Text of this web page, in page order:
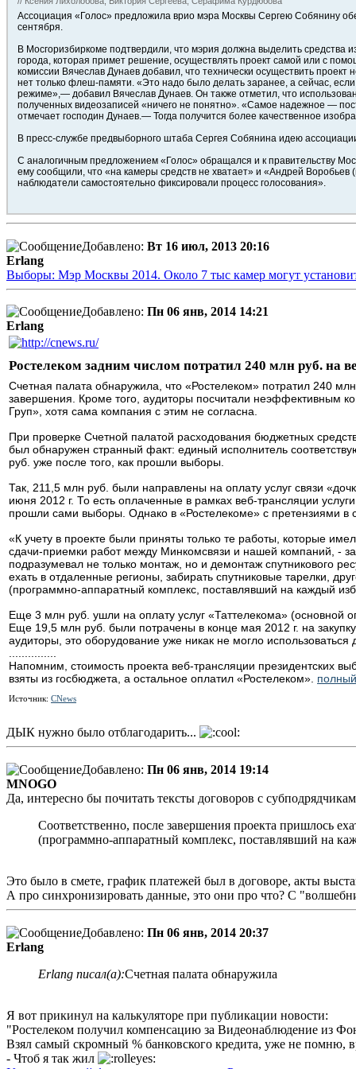
Ассоциация «Голос» предложила врио мэра Москвы Сергею Собянину
сентября.
В Мосгоризбиркоме подтвердили, что мэрия должна выделить средства
города, которая примет решение, осуществлять проект самой или с
комиссии Вячеслав Дунаев добавил, что технически осуществить
нет только флеш-памяти. «Это надо было делать заранее, а сейчас,
режиме»,— добавил Вячеслав Дунаев. Он также отметил, что
полученных видеозаписей «ничего не понятно». «Самое надежное —
отмечает господин Дунаев.— Тогда получится более качественное
В пресс-службе предвыборного штаба Сергея Собянина идею
С аналогичным предложением «Голос» обращался и к правительству
ему сообщили, что «на камеры средств не хватает» и «Андрей
наблюдатели самостоятельно фиксировали процесс голосования».
Добавлено: Вт 16 июл, 2013 20:16
Erlang
Выборы: Мэр Москвы 2014. Около 7 тыс камер могут
Добавлено: Пн 06 янв, 2014 14:21
Erlang
Ростелеком задним числом потратил 240 млн руб. на
Счетная палата обнаружила, что «Ростелеком» потратил 240
завершения. Кроме того, аудиторы посчитали неэффективным
Груп», хотя сама компания с этим не согласна.
При проверке Счетной палатой расходования бюджетных
был обнаружен странный факт: единый исполнитель
руб. уже после того, как прошли выборы.
Так, 211,5 млн руб. были направлены на оплату услуг связи
июня 2012 г. То есть оплаченные в рамках веб-трансляции
прошли сами выборы. Однако в «Ростелекоме» с претензиями в
«К учету в проекте были приняты только те работы, которые
сдачи-приемки работ между Минкомсвязи и нашей компаний, -
подразумевал не только монтаж, но и демонтаж спутникового
ехать в отдаленные регионы, забирать спутниковые тарелки,
(программно-аппаратный комплекс, поставлявший на каждый
Еще 3 млн руб. ушли на оплату услуг «Таттелекома» (основной
Еще 19,5 млн руб. были потрачены в конце мая 2012 г. на
аудиторы, это оборудование уже никак не могло
...............
Напомним, стоимость проекта веб-трансляции президентских
взяты из госбюджета, а остальное оплатил «Ростелеком».
Источник: CNews
ДЫК нужно было отблагодарить...
Добавлено: Пн 06 янв, 2014 19:14
MNOGO
Да, интересно бы почитать тексты договоров с
Соответственно, после завершения проекта пришлось
(программно-аппаратный комплекс, поставлявший на
Это было в смете, график платежей был в договоре, акты
А про синхронизировать данные, это они про что? С
Добавлено: Пн 06 янв, 2014 20:37
Erlang
Erlang писал(а):Счетная палата обнаружила
Я вот прикинул на калькуляторе при публикации новости:
"Ростелеком получил компенсацию за Видеонаблюдение из
Взял самый скромный % банковского кредита, уже не помню,
- Чтоб я так жил